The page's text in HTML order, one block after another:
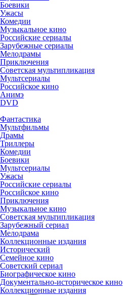
Боевики
Ужасы
Комедии
Музыкальное кино
Российские сериалы
Зарубежные сериалы
Мелодрамы
Приключения
Советская мультипликация
Мультсериалы
Российское кино
Анимэ
DVD
Фантастика
Мультфильмы
Драмы
Триллеры
Комедии
Боевики
Мультсериалы
Ужасы
Российские сериалы
Российское кино
Приключения
Музыкальное кино
Советская мультипликация
Зарубежный сериал
Мелодрама
Коллекционные издания
Исторический
Семейное кино
Советский сериал
Биографическое кино
Документально-историческое кино
Коллекционные издания